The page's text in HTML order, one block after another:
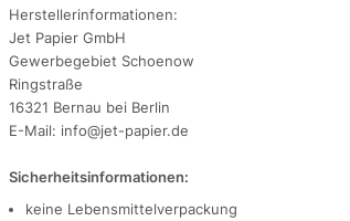
Herstellerinformationen:
Jet Papier GmbH
Gewerbegebiet Schoenow
Ringstraße
16321 Bernau bei Berlin
E-Mail: info@jet-papier.de
Sicherheitsinformationen:
keine Lebensmittelverpackung